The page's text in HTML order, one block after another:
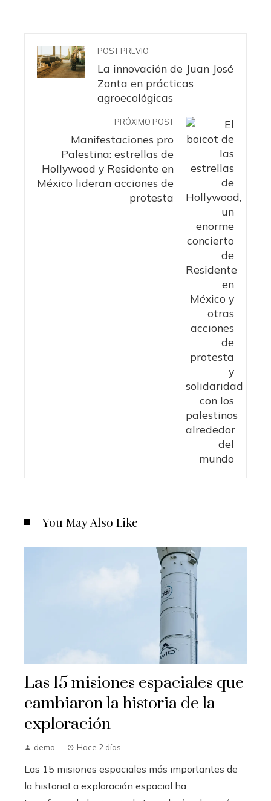
POST PREVIO
La innovación de Juan José
Zonta en prácticas
agroecológicas
PRÓXIMO POST
Manifestaciones pro
Palestina: estrellas de
Hollywood y Residente en
México lideran acciones de
protesta
You May Also Like
Las 15 misiones espaciales que
cambiaron la historia de la
exploración
demo Hace 2 días
Las 15 misiones espaciales más importantes de
la historiaLa exploración espacial ha